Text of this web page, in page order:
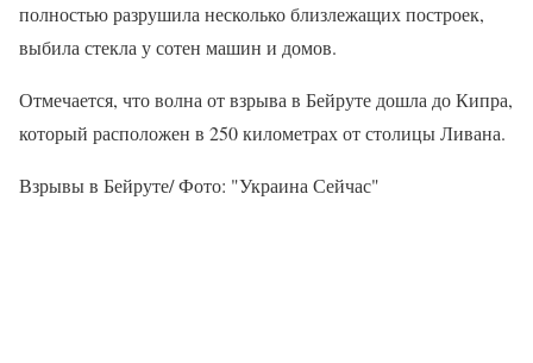
полностью разрушила несколько близлежащих построек,
выбила стекла у сотен машин и домов.
Отмечается, что волна от взрыва в Бейруте дошла до Кипра,
который расположен в 250 километрах от столицы Ливана.
Взрывы в Бейруте/ Фото: "Украина Сейчас"